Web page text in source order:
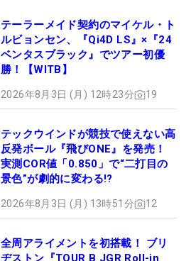
テーラーメイド契約のマイケル・ト
ルビョンセン、『Qi4D LS』×『24
ベンタスブラック』でツアー初優
勝！【WITB】
2026年8月3日 (月) 12時23分 19
テックウインドが競技で使えない高
反発ボール『飛びONE』を発売！
実測COR値「0.850」で“二打目の
景色”が劇的に変わる!?
2026年8月3日 (月) 13時51分 12
全周アライメントを初搭載！ ブリ
ヂストン『TOUR B JGR Roll-in